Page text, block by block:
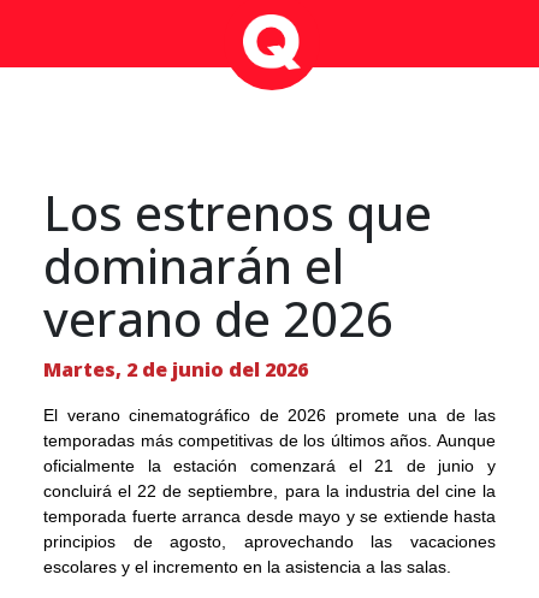
Los estrenos que
dominarán el
verano de 2026
Martes, 2 de junio del 2026
El verano cinematográfico de 2026 promete una de las
temporadas más competitivas de los últimos años. Aunque
oficialmente la estación comenzará el 21 de junio y
concluirá el 22 de septiembre, para la industria del cine la
temporada fuerte arranca desde mayo y se extiende hasta
principios de agosto, aprovechando las vacaciones
escolares y el incremento en la asistencia a las salas.